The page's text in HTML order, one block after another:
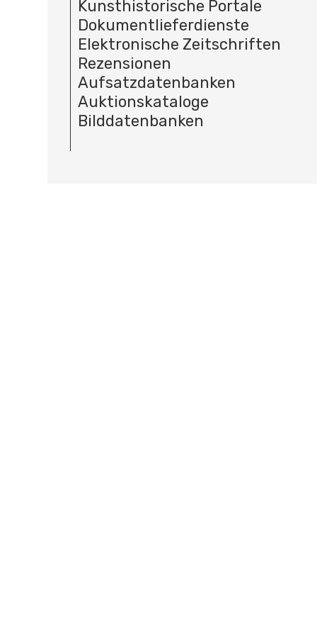
Kunsthistorische Portale
Dokumentlieferdienste
Elektronische Zeitschriften
Rezensionen
Aufsatzdatenbanken
Auktionskataloge
Bilddatenbanken